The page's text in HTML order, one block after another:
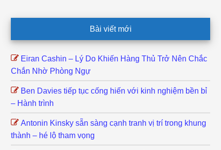
Bài viết mới
Eiran Cashin – Lý Do Khiến Hàng Thủ Trở Nên Chắc
Chắn Nhờ Phòng Ngự
Ben Davies tiếp tục cống hiến với kinh nghiệm bền bỉ
– Hành trình
Antonin Kinsky sẵn sàng cạnh tranh vị trí trong khung
thành – hé lộ tham vọng